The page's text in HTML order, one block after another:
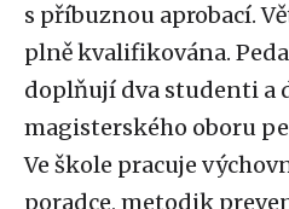
s příbuznou aprobací.
plně kvalifikována.
doplňují dva studenti a
magisterského oboru
Ve škole pracuje
poradce, metodik